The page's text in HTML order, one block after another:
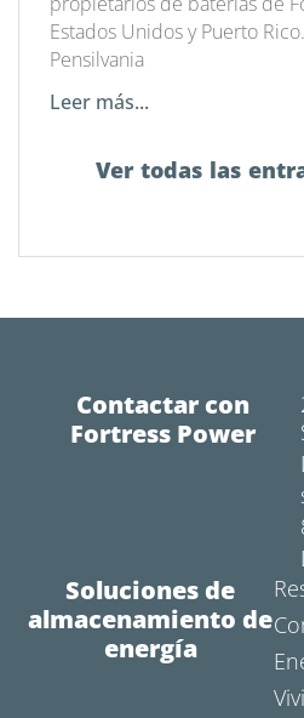
Estados Unidos y Puerto
Pensilvania
Leer más...
Ver todas las
Contactar con
Fortress Power
Soluciones de
almacenamiento de
energía